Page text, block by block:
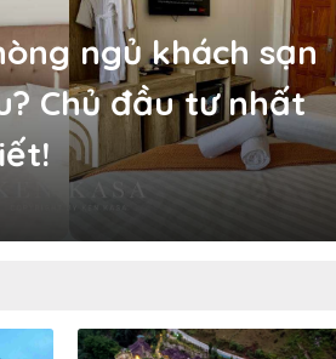
ngủ khách sạn
Chủ đầu tư nhất